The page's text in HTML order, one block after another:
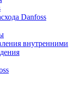
Danfoss
внутренними